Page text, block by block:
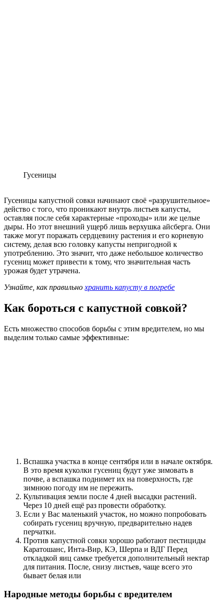
Гусеницы
Гусеницы капустной совки начинают своё «разрушительное»
действо с того, что проникают внутрь листьев капусты,
оставляя после себя характерные «проходы» или же целые
дыры. Но этот внешний ущерб лишь верхушка айсберга. Они
также могут поражать сердцевину растения и его корневую
систему, делая всю головку капусты непригодной к
употреблению. Это значит, что даже небольшое количество
гусениц может привести к тому, что значительная часть
урожая будет утрачена.
Узнайте, как правильно хранить капусту в погребе
Как бороться с капустной совкой?
Есть множество способов борьбы с этим вредителем, но мы
выделим только самые эффективные:
Вспашка участка в конце сентября или в начале октября.
В это время куколки гусениц будут уже зимовать в
почве, а вспашка поднимет их на поверхность, где
зимнюю погоду им не пережить.
Культивация земли после 4 дней высадки растений.
Через 10 дней ещё раз провести обработку.
Если у Вас маленький участок, но можно попробовать
собирать гусениц вручную, предварительно надев
перчатки.
Против капустной совки хорошо работают пестициды
Каратошанс, Инта-Вир, КЭ, Шерпа и ВДГ Перед
откладкой яиц самке требуется дополнительный нектар
для питания. После, снизу листьев, чаще всего это
бывает белая или
Народные методы борьбы с вредителем